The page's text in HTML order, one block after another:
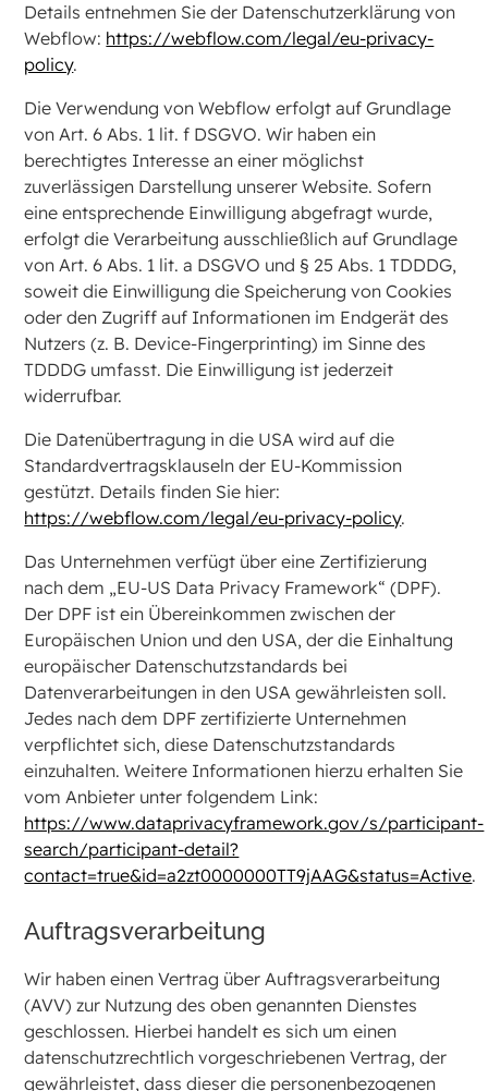
Details entnehmen Sie der Datenschutzerklärung von
Webflow: https://webflow.com/legal/eu-privacy-
policy.
Die Verwendung von Webflow erfolgt auf Grundlage
von Art. 6 Abs. 1 lit. f DSGVO. Wir haben ein
berechtigtes Interesse an einer möglichst
zuverlässigen Darstellung unserer Website. Sofern
eine entsprechende Einwilligung abgefragt wurde,
erfolgt die Verarbeitung ausschließlich auf Grundlage
von Art. 6 Abs. 1 lit. a DSGVO und § 25 Abs. 1 TDDDG,
soweit die Einwilligung die Speicherung von Cookies
oder den Zugriff auf Informationen im Endgerät des
Nutzers (z. B. Device-Fingerprinting) im Sinne des
TDDDG umfasst. Die Einwilligung ist jederzeit
widerrufbar.
Die Datenübertragung in die USA wird auf die
Standardvertragsklauseln der EU-Kommission
gestützt. Details finden Sie hier:
https://webflow.com/legal/eu-privacy-policy.
Das Unternehmen verfügt über eine Zertifizierung
nach dem „EU-US Data Privacy Framework“ (DPF).
Der DPF ist ein Übereinkommen zwischen der
Europäischen Union und den USA, der die Einhaltung
europäischer Datenschutzstandards bei
Datenverarbeitungen in den USA gewährleisten soll.
Jedes nach dem DPF zertifizierte Unternehmen
verpflichtet sich, diese Datenschutzstandards
einzuhalten. Weitere Informationen hierzu erhalten Sie
vom Anbieter unter folgendem Link:
https://www.dataprivacyframework.gov/s/participant-
search/participant-detail?
contact=true&id=a2zt0000000TT9jAAG&status=Active.
Auftragsverarbeitung
Wir haben einen Vertrag über Auftragsverarbeitung
(AVV) zur Nutzung des oben genannten Dienstes
geschlossen. Hierbei handelt es sich um einen
datenschutzrechtlich vorgeschriebenen Vertrag, der
gewährleistet, dass dieser die personenbezogenen